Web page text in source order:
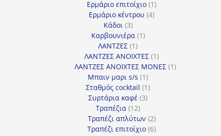
προϊόντα
Ερμάριο επιτοίχιο 11
προϊόν
Ερμάριο κέντρου 44
Κάδοι 33
προϊόντα
Καρβουνιέρα 11
ΛΑΝΤΖΕΣ 11
προϊόν
ΛΑΝΤΖΕΣ ΑΝΟΙΧΤΕΣ 11
προϊόν
ΛΑΝΤΖΕΣ ΑΝΟΙΧΤΕΣ ΜΟΝΕΣ 11
Μπαιν μαρι s/s 11
προϊόν
Σταθμός cocktail 11
Συρτάρια καφέ 33
Τραπέζια 1212
προϊόντα
Τραπέζι απλύτων 22
προϊόντα
Τραπέζι επιτοίχιο 66